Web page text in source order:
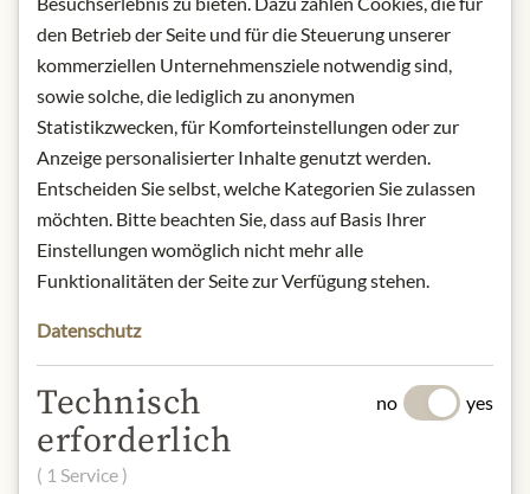
Origin: Germany
Storage: Keep cool and dry.
Contact: Zauber der Gewürze GmbH,
An Der Strusbek 2 · 22926
Ahrensburg, Germany
* Wir bitten um Verständnis, dass das
Produktdesign von der Abbildung
SLOŽENÍ A ALERGENY
Sweet paprika, red chillies chipotle
jalapeno (chilli, smoke), chilli ancho
den Betrieb der Seite und für die Steuerung unserer
kommerziellen Unternehmensziele notwendig sind,
sowie solche, die lediglich zu anonymen
Statistikzwecken, für Komforteinstellungen oder zur
Anzeige personalisierter Inhalte genutzt werden.
Entscheiden Sie selbst, welche Kategorien Sie zulassen
möchten. Bitte beachten Sie, dass auf Basis Ihrer
Einstellungen womöglich nicht mehr alle
Funktionalitäten der Seite zur Verfügung stehen.
Datenschutz
Technisch
erforderlich
( 1 Service )
no yes